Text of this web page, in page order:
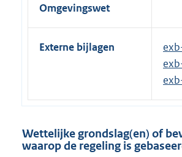
Omgevingswet
Externe bijlagen
Wettelijke grondslag(en) of
waarop de regeling is